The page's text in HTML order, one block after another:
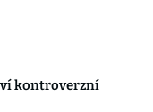
kontroverzní